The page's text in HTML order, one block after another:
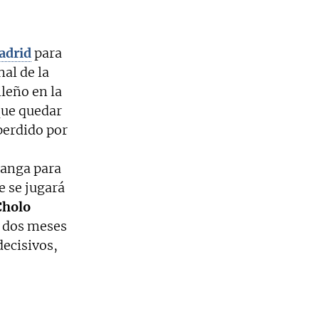
para
de la
en la
quedar
por
para
se jugará
meses